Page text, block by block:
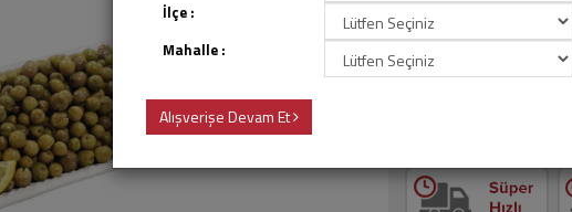
418,00 TL
İlçe :
Mahalle :
Alışverişe Devam Et